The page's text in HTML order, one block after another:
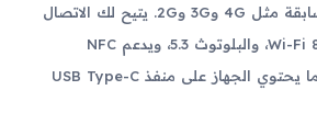
بالإضافة إلى الأجيال السابقة مثل 4G و3G و2G. يتيح لك الاتصال
عبر Wi-Fi 802.11 a/b/g/n/ac، والبلوتوث 5.3، ويدعم NFC
للمدفوعات اللاسلكية. كما يحتوي الجهاز على منفذ USB Type-C